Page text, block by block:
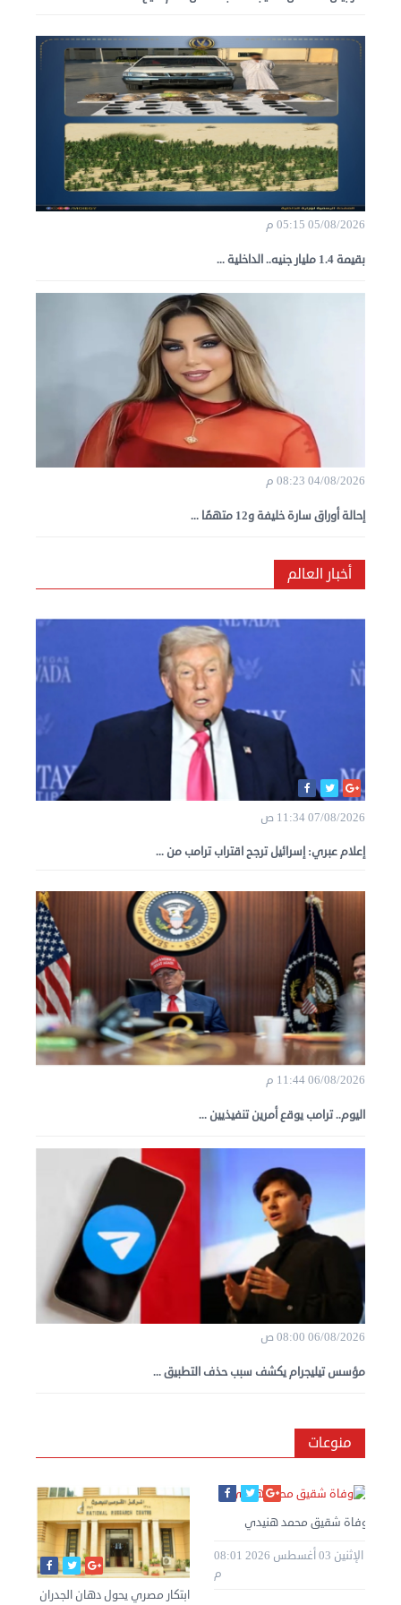
05/08/2026 05:15 م
بقيمة 1.4 مليار جنيه.. الداخلية ...
04/08/2026 08:23 م
إحالة أوراق سارة خليفة و12 متهمًا ...
أخبار العالم
07/08/2026 11:34 ص
إعلام عبري: إسرائيل ترجح اقتراب ترامب من ...
06/08/2026 11:44 م
اليوم.. ترامب يوقع أمرين تنفيذيين ...
06/08/2026 08:00 ص
مؤسس تيليجرام يكشف سبب حذف التطبيق ...
منوعات
ابتكار مصري يحول دهان الجدران
وفاة شقيق محمد هنيدي
الإثنين 03 أغسطس 2026 08:01
م